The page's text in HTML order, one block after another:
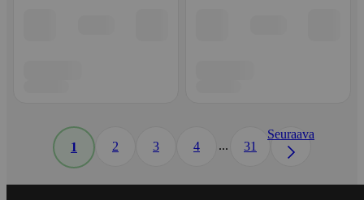
1 2 3 4 ... 31
Seuraava